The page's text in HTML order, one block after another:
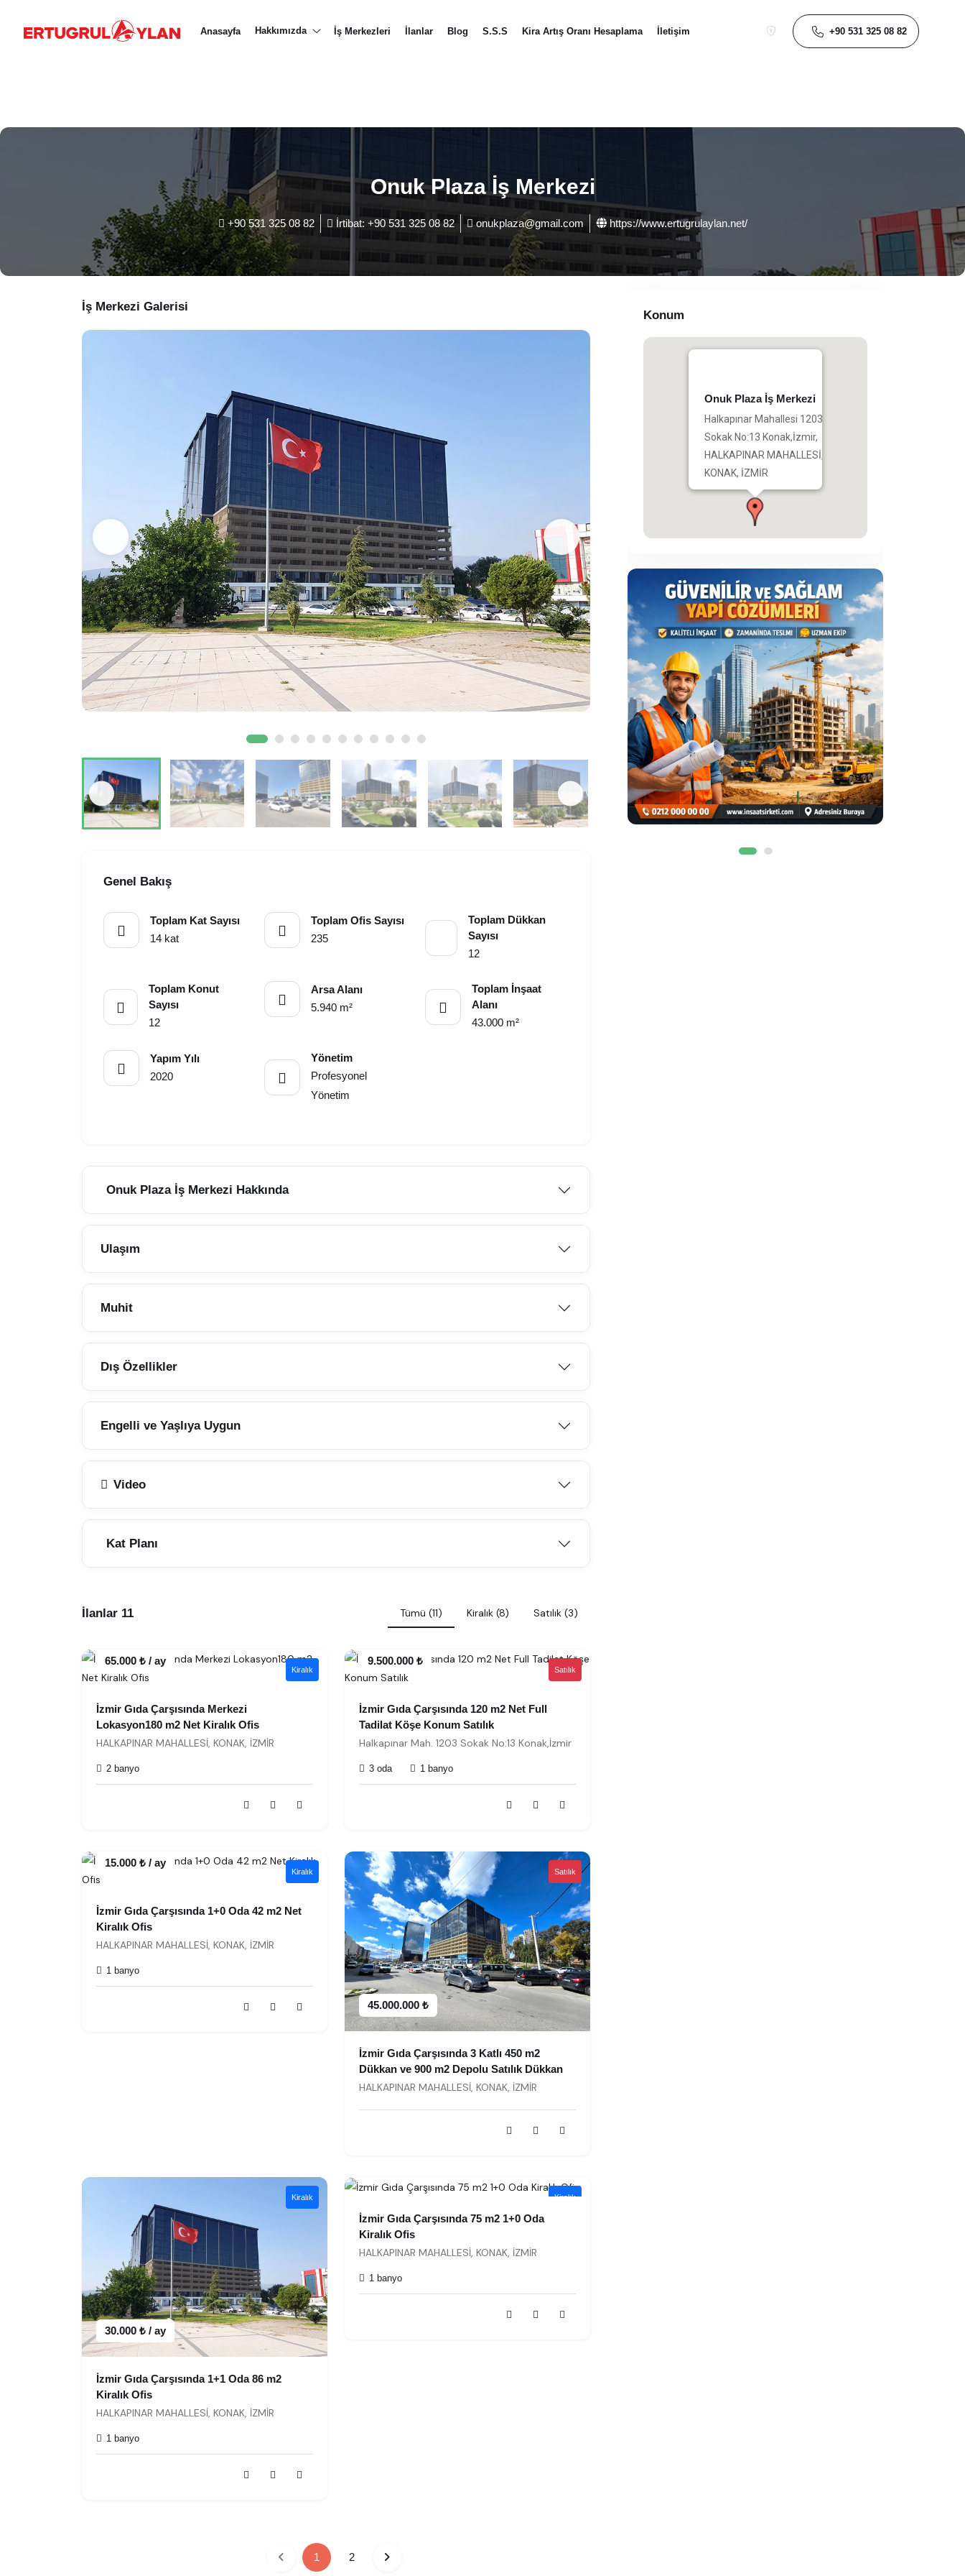
Anasayfa Hakkımızda İş Merkezleri İlanlar Blog S.S.S Kira Artış Oranı Hesaplama İletişim +90 531 325 08 82
Onuk Plaza İş Merkezi
+90 531 325 08 82 İrtibat: +90 531 325 08 82 onukplaza@gmail.com https://www.ertugrulaylan.net/
İş Merkezi Galerisi
Genel Bakış
Toplam Kat Sayısı
14 kat
Toplam Ofis Sayısı
235
Toplam Dükkan
Sayısı
12
Toplam Konut
Sayısı
12
Arsa Alanı
5.940 m²
Toplam İnşaat
Alanı
43.000 m²
Yapım Yılı
2020
Yönetim
Profesyonel
Yönetim
Onuk Plaza İş Merkezi Hakkında
Ulaşım
Muhit
Dış Özellikler
Engelli ve Yaşlıya Uygun
Video
Kat Planı
İlanlar 11 Tümü (11) Kiralık (8) Satılık (3)
Kiralık
65.000 ₺ / ay
İzmir Gıda Çarşısında Merkezi
Lokasyon180 m2 Net Kiralık Ofis
HALKAPINAR MAHALLESİ, KONAK, İZMİR
2 banyo
Satılık
9.500.000 ₺
İzmir Gıda Çarşısında 120 m2 Net Full
Tadilat Köşe Konum Satılık
Halkapınar Mah. 1203 Sokak No:13 Konak,İzmir
3 oda 1 banyo
Kiralık
15.000 ₺ / ay
İzmir Gıda Çarşısında 1+0 Oda 42 m2 Net
Kiralık Ofis
HALKAPINAR MAHALLESİ, KONAK, İZMİR
1 banyo
Satılık
45.000.000 ₺
İzmir Gıda Çarşısında 3 Katlı 450 m2
Dükkan ve 900 m2 Depolu Satılık Dükkan
HALKAPINAR MAHALLESİ, KONAK, İZMİR
Kiralık
30.000 ₺ / ay
İzmir Gıda Çarşısında 1+1 Oda 86 m2
Kiralık Ofis
HALKAPINAR MAHALLESİ, KONAK, İZMİR
1 banyo
Kiralık
İzmir Gıda Çarşısında 75 m2 1+0 Oda
Kiralık Ofis
HALKAPINAR MAHALLESİ, KONAK, İZMİR
1 banyo
1 (current)
2
Konum
Onuk Plaza İş Merkezi
Halkapınar Mahallesi 1203
Sokak No:13 Konak,İzmir,
HALKAPINAR MAHALLESİ,
KONAK, İZMİR
Hakkımızda